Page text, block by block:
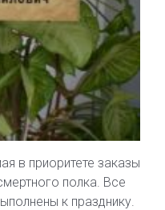
в приоритете заказы
полка. Все
к празднику.